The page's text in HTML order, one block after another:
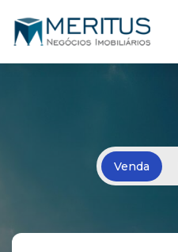
Venda